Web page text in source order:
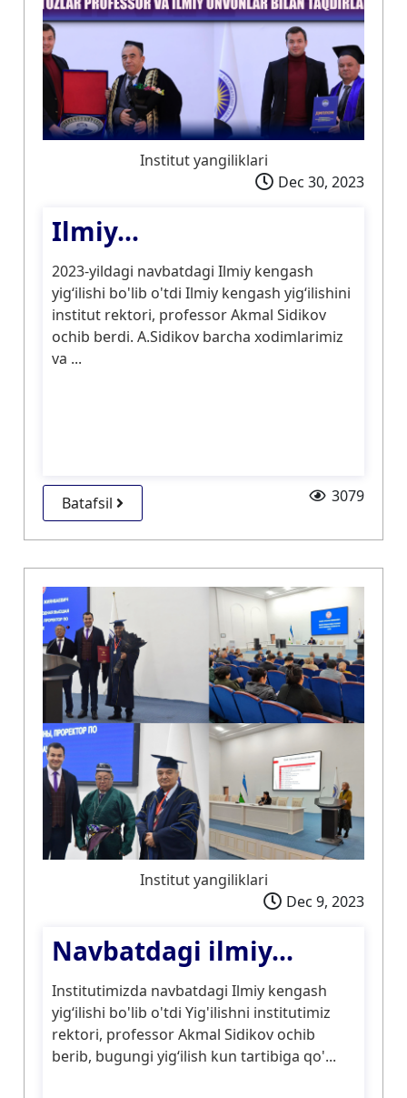
Institut yangiliklari
Dec 30, 2023
Ilmiy...
2023-yildagi navbatdagi Ilmiy kengash
yigʻilishi bo'lib o'tdi Ilmiy kengash yigʻilishini
institut rektori, professor Akmal Sidikov
ochib berdi. A.Sidikov barcha xodimlarimiz
va ...
Batafsil 3079
Institut yangiliklari
Dec 9, 2023
Navbatdagi ilmiy...
Institutimizda navbatdagi Ilmiy kengash
yigʻilishi bo'lib o'tdi Yig'ilishni institutimiz
rektori, professor Akmal Sidikov ochib
berib, bugungi yigʻilish kun tartibiga qo'...